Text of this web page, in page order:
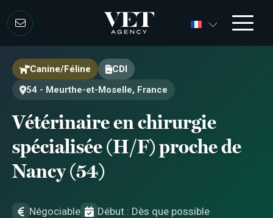
Canine/Féline
CDI
54 - Meurthe-et-Moselle, France
Vétérinaire en chirurgie
spécialisée (H/F) proche de
Nancy (54)
Négociable
Début : Dès que possible